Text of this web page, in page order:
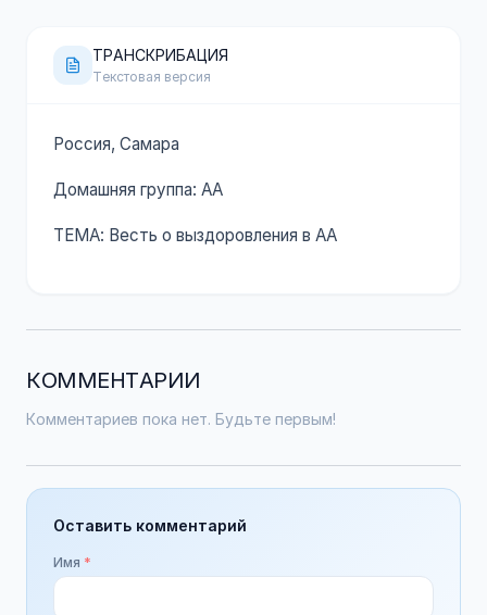
ТРАНСКРИБАЦИЯ
Текстовая версия
Россия, Самара
Домашняя группа: АА
ТЕМА: Весть о выздоровления в АА
КОММЕНТАРИИ
Комментариев пока нет. Будьте первым!
Оставить комментарий
Имя *